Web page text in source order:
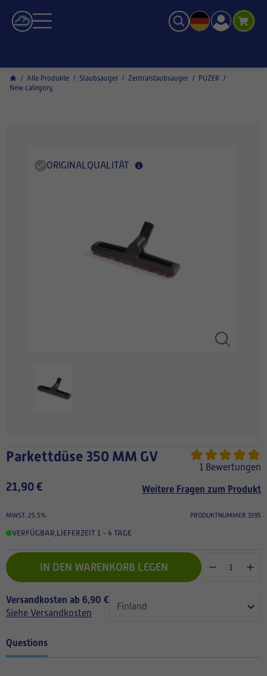
/ Alle Produkte / Staubsauger / Zentralstaubsauger / PUZER /
New category
ORIGINALQUALITÄT
Parkettdüse 350 MM GV
1 Bewertungen
21,90 € Weitere Fragen zum Produkt
MWST. 25.5% PRODUKTNUMMER 3195
VERFÜGBAR,LIEFERZEIT 1 - 4 TAGE
IN DEN WARENKORB LEGEN
Versandkosten ab 6,90 €
Siehe Versandkosten
Questions